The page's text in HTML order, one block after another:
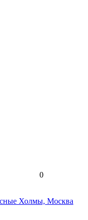
0
Холмы, Москва